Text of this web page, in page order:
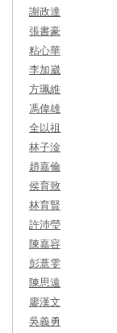
謝政達
張書豪
粘心華
李加崴
方珮維
馮偉雄
全以祖
林子淦
趙嘉倫
侯育致
林育賢
許沛瑩
陳嘉容
彭薏雯
陳思遠
廖漢文
吳義勇